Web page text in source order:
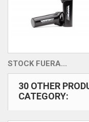
STOCK FUERA...
30 OTHER
CATEGORY: